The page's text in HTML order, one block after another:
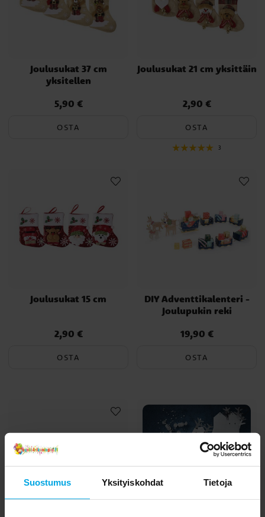
Suostumus Yksityiskohdat Tietoja
Joulusukat 37 cm
yksitellen
Hinta:5,90 €
5,90 €
OSTA
Joulusukat 21 cm yksittäin
Hinta:2,90 €
2,90 €
OSTA
3
Joulusukat 15 cm
Hinta:2,90 €
2,90 €
OSTA
DIY Adventtikalenteri -
Joulupukin reki
Hinta:19,90 €
19,90 €
OSTA